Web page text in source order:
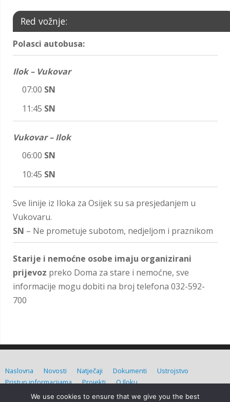
Red vožnje:
Polasci autobusa:
Ilok – Vukovar
07:00 SN
11:45 SN
Vukovar – Ilok
06:00 SN
10:45 SN
Sve linije iz Iloka za Osijek su sa presjedanjem u
Vukovaru.
SN – Ne prometuje subotom, nedjeljom i praznikom
Starije i nemoćne osobe imaju organizirani
prijevoz preko Doma za stare i nemoćne, sve
informacije mogu dobiti na broj telefona 032-592-
700
Naslovna Novosti Natječaji Dokumenti
Ustrojstvo
Pristup informacijama
Projekti O Iloku
We use cookies to ensure that we give you the best